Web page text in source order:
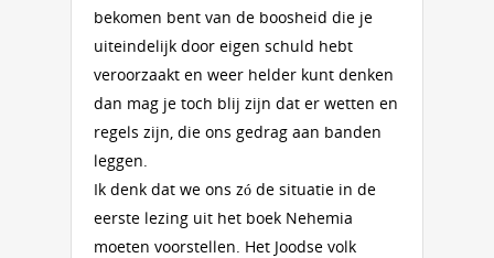
bekomen bent van de boosheid die je
uiteindelijk door eigen schuld hebt
veroorzaakt en weer helder kunt denken
dan mag je toch blij zijn dat er wetten en
regels zijn, die ons gedrag aan banden
leggen.
Ik denk dat we ons zó de situatie in de
eerste lezing uit het boek Nehemia
moeten voorstellen. Het Joodse volk